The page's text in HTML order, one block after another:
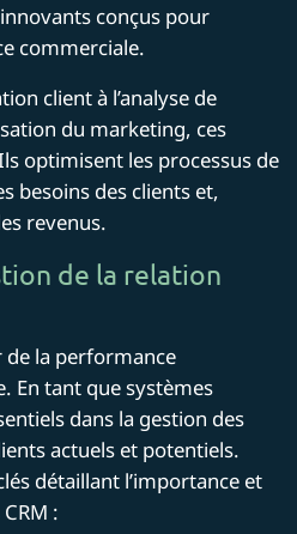
conçus pour
commerciale.
client à l’analyse de
du marketing, ces
optimisent les processus de
besoins des clients et,
revenus.
de la relation
de la performance
En tant que systèmes
dans la gestion des
actuels et potentiels.
détaillant l’importance et
: